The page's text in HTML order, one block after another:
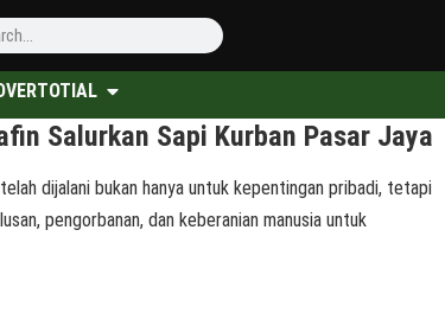
Salurkan Sapi Kurban Pasar Jaya
dijalani bukan hanya untuk kepentingan pribadi, tetapi
pengorbanan, dan keberanian manusia untuk